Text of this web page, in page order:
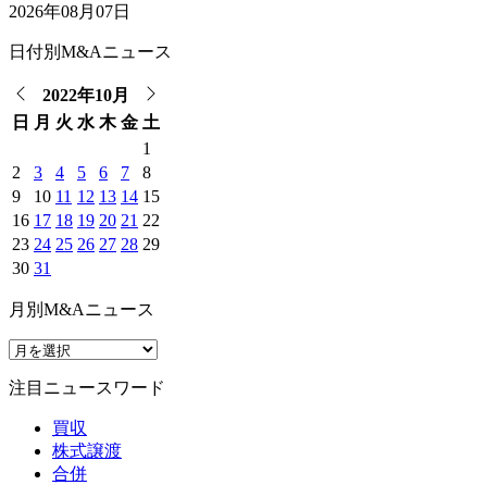
2026年08月07日
日付別M&Aニュース
2022年10月
日
月 火 水 木 金 土
1
2
3 4 5 6 7
8
9
10 11 12 13 14 15
16 17 18 19 20 21 22
23 24 25 26 27 28 29
30 31
月別M&Aニュース
注目ニュースワード
買収
株式譲渡
合併